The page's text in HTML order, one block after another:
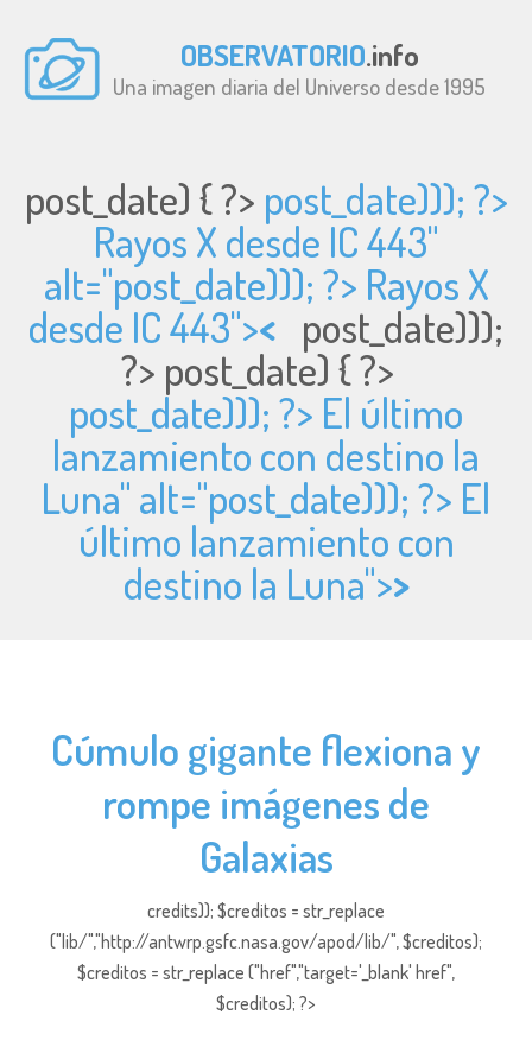
OBSERVATORIO.info
Una imagen diaria del Universo desde 1995
post_date) { ?> post_date))); ?>
Rayos X desde IC 443"
alt="post_date))); ?> Rayos X
desde IC 443">< post_date)));
?> post_date) { ?>
post_date))); ?> El último
lanzamiento con destino la
Luna" alt="post_date))); ?> El
último lanzamiento con
destino la Luna">>
Cúmulo gigante flexiona y
rompe imágenes de
Galaxias
credits)); $creditos = str_replace
("lib/","http://antwrp.gsfc.nasa.gov/apod/lib/", $creditos);
$creditos = str_replace ("href","target='_blank' href",
$creditos); ?>